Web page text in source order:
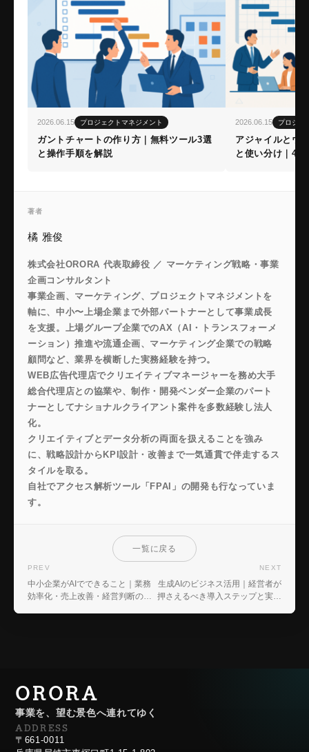
2026.06.15 プロジェクトマネジメント
ガントチャートの作り方｜無料ツール3選
と操作手順を解説
2026.06.15 プロジェ
アジャイルとウ
と使い分け｜4
著者
橘 雅俊
株式会社ORORA 代表取締役 ／ マーケティング戦略・事業
企画コンサルタント
事業企画、マーケティング、プロジェクトマネジメントを
軸に、中小〜上場企業まで外部パートナーとして事業成長
を支援。上場グループ企業でのAX（AI・トランスフォーメ
ーション）推進や流通企画、マーケティング企業での戦略
顧問など、業界を横断した実務経験を持つ。
WEB広告代理店でクリエイティブマネージャーを務め大手
総合代理店との協業や、制作・開発ベンダー企業のパート
ナーとしてナショナルクライアント案件を多数経験し法人
化。
クリエイティブとデータ分析の両面を扱えることを強み
に、戦略設計からKPI設計・改善まで一気通貫で伴走するス
タイルを取る。
自社でアクセス解析ツール「FPAI」の開発も行なっていま
す。
PREV
中小企業がAIでできること｜業務
効率化・売上改善・経営判断の実
一覧に戻る
NEXT
生成AIのビジネス活用｜経営者が
押さえるべき導入ステップと実践
ORORA
事業を、望む景色へ連れてゆく
ADDRESS
〒661-0011